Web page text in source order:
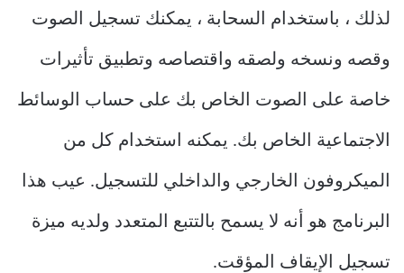
لذلك ، باستخدام السحابة ، يمكنك تسجيل الصوت
وقصه ونسخه ولصقه واقتصاصه وتطبيق تأثيرات
خاصة على الصوت الخاص بك على حساب الوسائط
الاجتماعية الخاص بك. يمكنه استخدام كل من
الميكروفون الخارجي والداخلي للتسجيل. عيب هذا
البرنامج هو أنه لا يسمح بالتتبع المتعدد ولديه ميزة
تسجيل الإيقاف المؤقت.